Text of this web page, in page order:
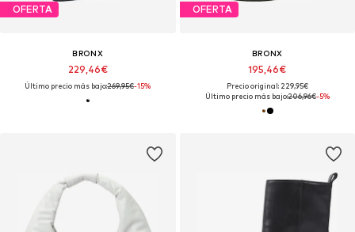
OFERTA
BRONX
229,46€
Último precio más bajo:269,95€-15%
OFERTA
BRONX
195,46€
Precio original: 229,95€
Último precio más bajo:206,96€-5%